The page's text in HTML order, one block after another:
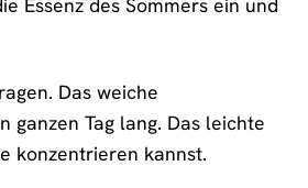
Essenz des Sommers ein und
Das weiche
ganzen Tag lang. Das leichte
konzentrieren kannst.